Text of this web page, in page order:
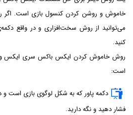
خاموش و روشن کردن کنسول بازی است. اگر
می‌توانید از روش سخت‌افزاری و در واقع
کنید.
روش خاموش کردن ایکس باکس سری ایکس
است:
دکمه پاور که به شکل لوگوی بازی
فشار دهید و نگه دارید.